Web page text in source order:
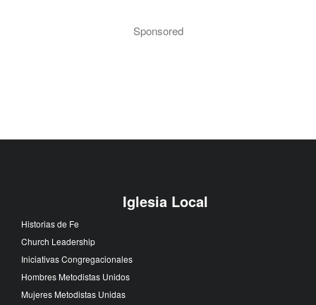
Sponsored
Iglesia Local
Historias de Fe
Church Leadership
Iniciativas Congregacionales
Hombres Metodistas Unidos
Mujeres Metodistas Unidas